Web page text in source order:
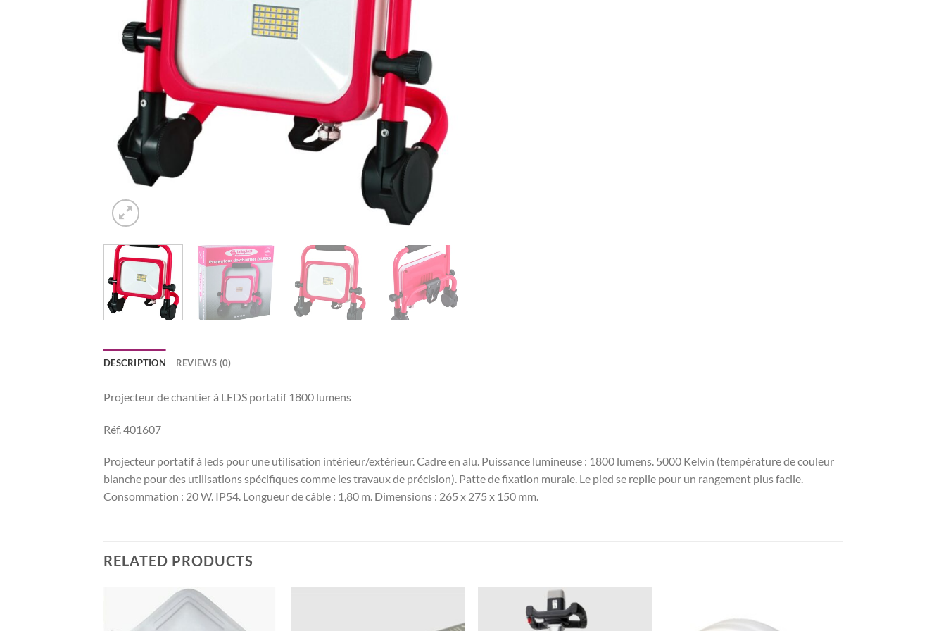
DESCRIPTION REVIEWS (0)
Projecteur de chantier à LEDS portatif 1800 lumens
Réf. 401607
Projecteur portatif à leds pour une utilisation intérieur/extérieur. Cadre en alu. Puissance lumineuse : 1800 lumens. 5000 Kelvin (température de couleur
blanche pour des utilisations spécifiques comme les travaux de précision). Patte de fixation murale. Le pied se replie pour un rangement plus facile.
Consommation : 20 W. IP54. Longueur de câble : 1,80 m. Dimensions : 265 x 275 x 150 mm.
RELATED PRODUCTS